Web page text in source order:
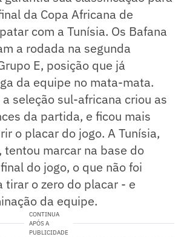
da Copa Africana de
com a Tunísia. Os Bafana
a rodada na segunda
E, posição que já
da equipe no mata-mata.
seleção sul-africana criou as
da partida, e ficou mais
o placar do jogo. A Tunísia,
tentou marcar na base do
do jogo, o que não foi
tirar o zero do placar - e
da equipe.
CONTINUA
APÓS A
PUBLICIDADE